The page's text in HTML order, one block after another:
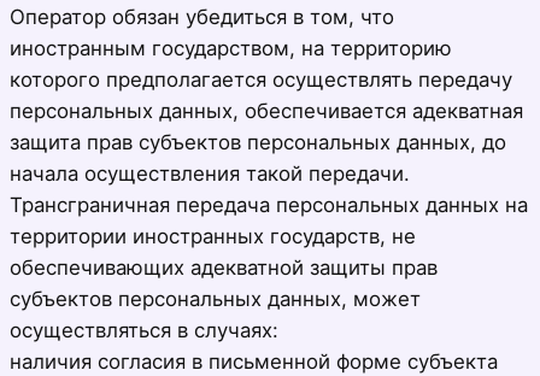
Оператор обязан убедиться в том, что
иностранным государством, на территорию
которого предполагается осуществлять передачу
персональных данных, обеспечивается адекватная
защита прав субъектов персональных данных, до
начала осуществления такой передачи.
Трансграничная передача персональных данных на
территории иностранных государств, не
обеспечивающих адекватной защиты прав
субъектов персональных данных, может
осуществляться в случаях:
наличия согласия в письменной форме субъекта